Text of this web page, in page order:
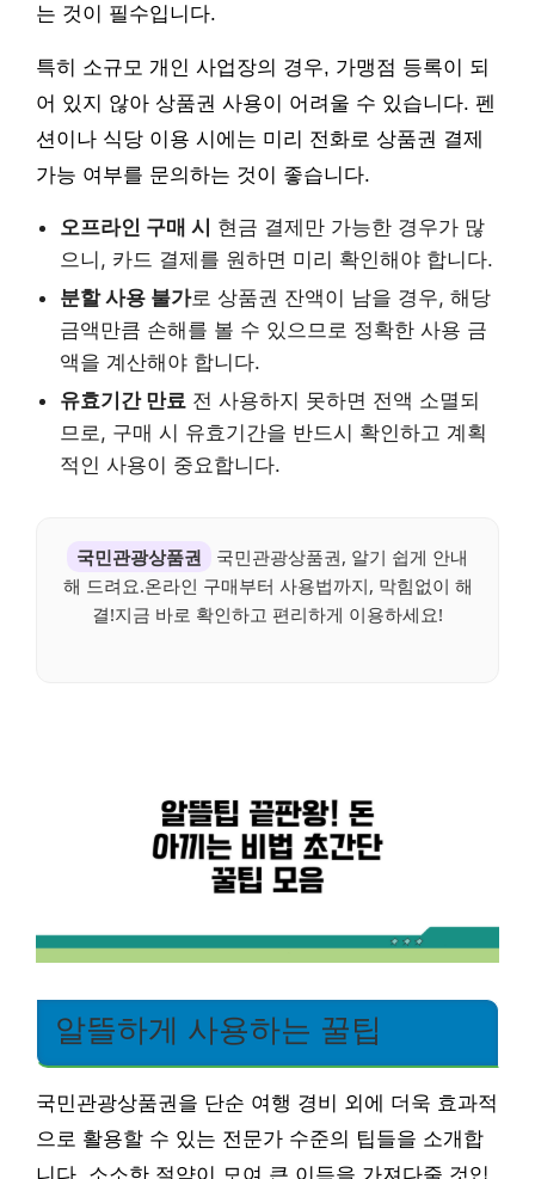
는 것이 필수입니다.
특히 소규모 개인 사업장의 경우, 가맹점 등록이 되
어 있지 않아 상품권 사용이 어려울 수 있습니다. 펜
션이나 식당 이용 시에는 미리 전화로 상품권 결제
가능 여부를 문의하는 것이 좋습니다.
오프라인 구매 시 현금 결제만 가능한 경우가 많
으니, 카드 결제를 원하면 미리 확인해야 합니다.
분할 사용 불가로 상품권 잔액이 남을 경우, 해당
금액만큼 손해를 볼 수 있으므로 정확한 사용 금
액을 계산해야 합니다.
유효기간 만료 전 사용하지 못하면 전액 소멸되
므로, 구매 시 유효기간을 반드시 확인하고 계획
적인 사용이 중요합니다.
국민관광상품권
국민관광상품권, 알기 쉽게 안내
해 드려요.온라인 구매부터 사용법까지, 막힘없이 해
결!지금 바로 확인하고 편리하게 이용하세요!
알뜰하게 사용하는 꿀팁
국민관광상품권을 단순 여행 경비 외에 더욱 효과적
으로 활용할 수 있는 전문가 수준의 팁들을 소개합